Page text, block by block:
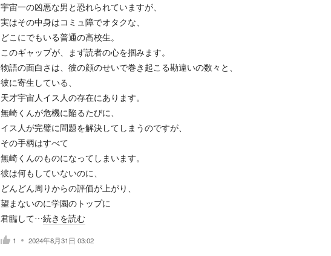
宇宙一の凶悪な男と恐れられていますが、
実はその中身はコミュ障でオタクな、
どこにでもいる普通の高校生。
このギャップが、まず読者の心を掴みます。
物語の面白さは、彼の顔のせいで巻き起こる勘違いの数々と、
彼に寄生している、
天才宇宙人イス人の存在にあります。
無崎くんが危機に陥るたびに、
イス人が完璧に問題を解決してしまうのですが、
その手柄はすべて
無崎くんのものになってしまいます。
彼は何もしていないのに、
どんどん周りからの評価が上がり、
望まないのに学園のトップに
君臨して…続きを読む
1 2024年8月31日 03:02